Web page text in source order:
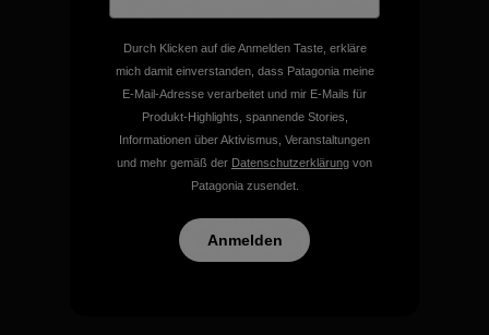
Umweltschutzgruppen.
Besuche Patagonia Action Works
Wir schenken deiner
Bekleidung neues Leben.
Durch Klicken auf die Anmelden Taste, erkläre
mich damit einverstanden, dass Patagonia meine
E-Mail-Adresse verarbeitet und mir E-Mails für
Produkt-Highlights, spannende Stories,
Informationen über Aktivismus, Veranstaltungen
und mehr gemäß der Datenschutzerklärung von
Patagonia zusendet.
Anmelden